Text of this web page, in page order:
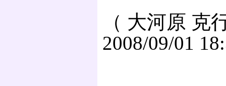
（ 大河原 克
2008/09/01